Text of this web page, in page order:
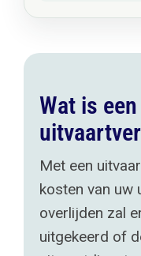
Wat is een
Met een
kosten van uw
overlijden zal
uitgekeerd of